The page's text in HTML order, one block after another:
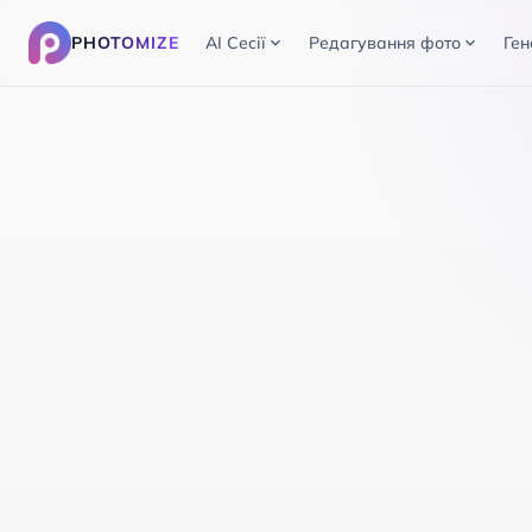
PHOTOMIZE AI Сесіїexpand_more Редагування фотоexpand_more